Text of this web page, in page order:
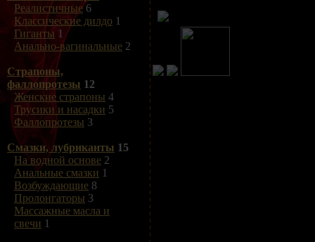
Реалистичные6
Классические дилдо 1
Гиганты 1
Анально-вагинальные 2
Страпоны,
фаллопротезы 12
Женские страпоны 4
Трусики и насадки 5
Фаллопротезы 3
Смазки, лубриканты 15
На водной основе 2
Анальные смазки 1
Возбуждающие 8
Пролонгаторы 3
Массажные масла и
свечи 1